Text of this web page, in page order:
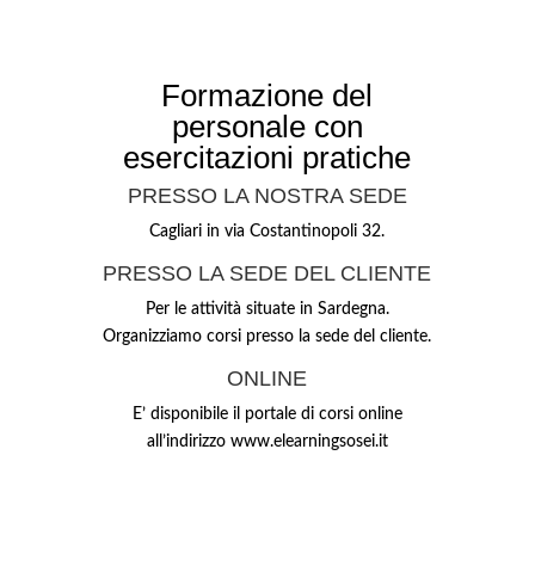
Formazione del
personale con
esercitazioni pratiche
PRESSO LA NOSTRA SEDE
Cagliari in via Costantinopoli 32.
PRESSO LA SEDE DEL CLIENTE
Per le attività situate in Sardegna.
Organizziamo corsi presso la sede del cliente.
ONLINE
E’ disponibile il portale di corsi online
all’indirizzo www.elearningsosei.it